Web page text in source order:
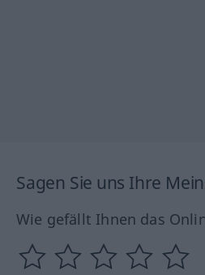
Sagen Sie uns Ihre
Wie gefällt Ihnen das